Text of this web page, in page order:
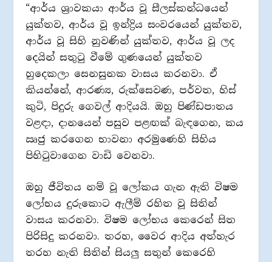
“ආර්ය ශ්‍රාවකයා ආර්ය වූ සීලස්කන්ධයෙන්
යුක්තව, ආර්ය වූ ඉන්ද්‍රිය සංවරයෙන් යුක්තව,
ආර්ය වූ සිහි නුවණින් යුක්තව, ආර්ය වූ ලද
දෙයින් සතුටු වීමේ ගුණයෙන් යුක්තව
හුදෙකලා සෙනසුනක වාසය කරනවා. ඒ
කියන්නේ, ආරණ්‍ය, රුක්සෙවණ, පර්වත, හිස්
කුටි, පිදුරු ගෙවල් ආදියයි. ඔහු පිණ්ඩපාතය
වළඳා, දානයෙන් පසුව පළඟක් බැඳගෙන, කය
ඍජු කරගෙන භාවනා අරමුණෙහි සිහිය
පිහිටුවාගෙන වාඩි වෙනවා.
ඔහු ජීවිතය නම් වූ ලෝකය ගැන ඇති විෂම
ලෝභය දුරුකොට ඇලීම් රහිත වූ සිතින්
වාසය කරනවා. විෂම ලෝභය කෙරෙන් සිත
පිරිසිදු කරනවා. තරහ, වෛර ආදිය අත්හැර
තරහ නැති සිතින් සියලු සතුන් කෙරෙහි